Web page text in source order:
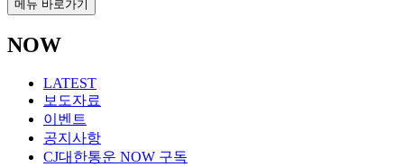
메뉴 바로가기
NOW
LATEST
보도자료
이벤트
공지사항
CJ대한통운 NOW 구독